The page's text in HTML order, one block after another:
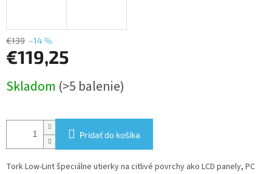
€139 –14 %
€119,25
cena:
Skladom (>5 balenie)
Pridať do košíka
Tork Low-Lint špeciálne utierky na citlivé povrchy ako LCD panely, PC